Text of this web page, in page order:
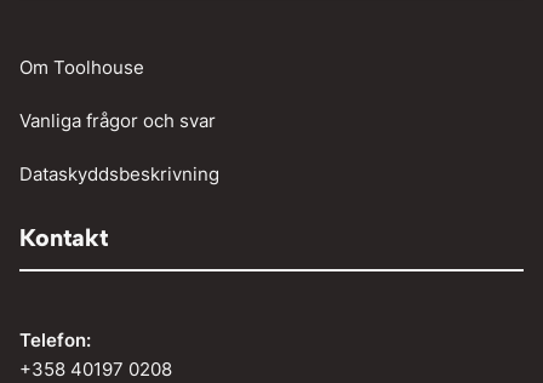
Om Toolhouse
Vanliga frågor och svar
Dataskyddsbeskrivning
Kontakt
Telefon:
+358 40197 0208